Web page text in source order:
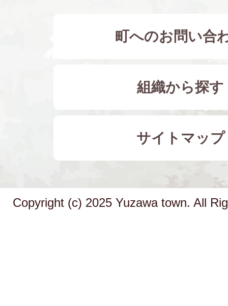
町へのお問い合
組織から探す
サイトマップ
Copyright (c) 2025 Yuzawa town. All